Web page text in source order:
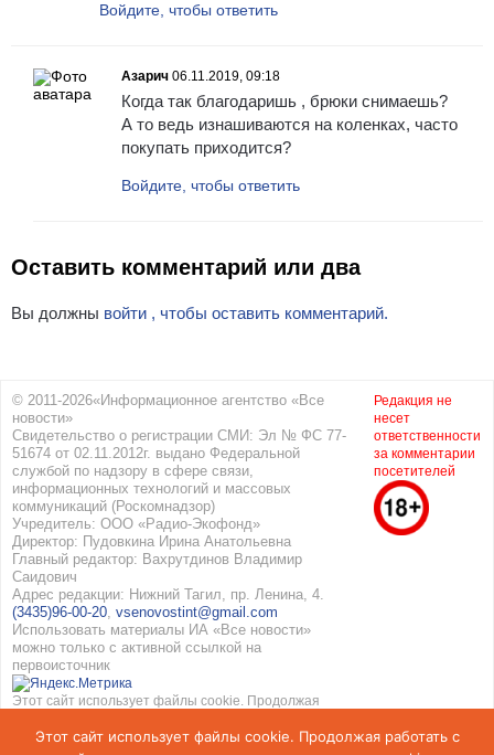
Войдите, чтобы ответить
Азарич 06.11.2019, 09:18
Когда так благодаришь , брюки снимаешь?
А то ведь изнашиваются на коленках, часто
покупать приходится?
Войдите, чтобы ответить
Оставить комментарий или два
Вы должны войти , чтобы оставить комментарий.
© 2011-2026«Информационное агентство «Все
новости»
Свидетельство о регистрации СМИ: Эл № ФС 77-
51674 от 02.11.2012г. выдано Федеральной
службой по надзору в сфере связи,
информационных технологий и массовых
коммуникаций (Роскомнадзор)
Учредитель: ООО «Радио-Экофонд»
Директор: Пудовкина Ирина Анатольевна
Главный редактор: Вахрутдинов Владимир
Саидович
Адрес редакции: Нижний Тагил, пр. Ленина, 4.
(3435)96-00-20, vsenovostint@gmail.com
Использовать материалы ИА «Все новости»
можно только с активной ссылкой на
первоисточник
Этот сайт использует файлы cookie. Продолжая
использованием cookie. Подробнее вПолитике
Редакция не
несет
ответственности
за комментарии
посетителей
Этот сайт использует файлы cookie. Продолжая работать с